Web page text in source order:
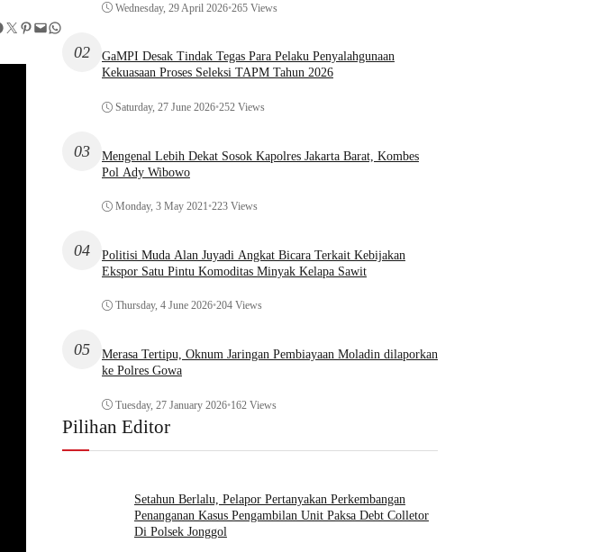
Twitter Pinterest Mail WhatsApp
Wednesday, 29 April 2026•265 Views
02
GaMPI Desak Tindak Tegas Para Pelaku Penyalahgunaan
Kekuasaan Proses Seleksi TAPM Tahun 2026
Saturday, 27 June 2026•252 Views
03
Mengenal Lebih Dekat Sosok Kapolres Jakarta Barat, Kombes
Pol Ady Wibowo
Monday, 3 May 2021•223 Views
04
Politisi Muda Alan Juyadi Angkat Bicara Terkait Kebijakan
Ekspor Satu Pintu Komoditas Minyak Kelapa Sawit
Thursday, 4 June 2026•204 Views
05
Merasa Tertipu, Oknum Jaringan Pembiayaan Moladin dilaporkan
ke Polres Gowa
Tuesday, 27 January 2026•162 Views
Pilihan Editor
Setahun Berlalu, Pelapor Pertanyakan Perkembangan
Penanganan Kasus Pengambilan Unit Paksa Debt Colletor
Di Polsek Jonggol